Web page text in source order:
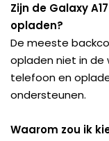
Zijn de Galaxy
opladen?
De meeste
opladen niet in de
telefoon en
ondersteunen.
Waarom zou ik